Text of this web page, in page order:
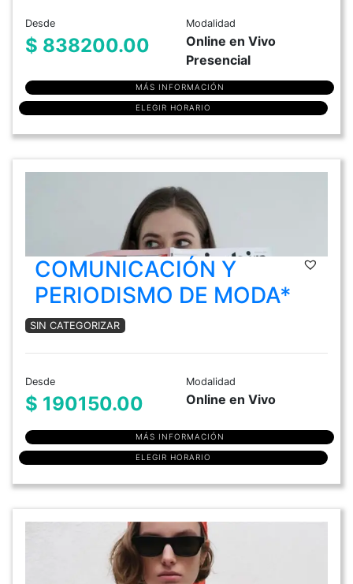
Desde
$ 838200.00
Modalidad
Online en Vivo
Presencial
MÁS INFORMACIÓN
ELEGIR HORARIO
COMUNICACIÓN Y
PERIODISMO DE MODA*
SIN CATEGORIZAR
Desde
$ 190150.00
Modalidad
Online en Vivo
MÁS INFORMACIÓN
ELEGIR HORARIO